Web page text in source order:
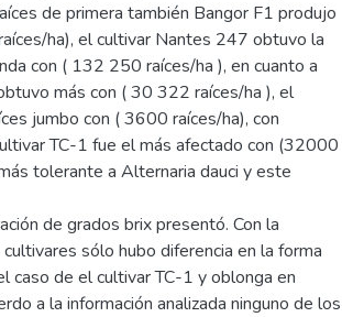
de primera también Bangor F1 produjo
ha), el cultivar Nantes 247 obtuvo la
con ( 132 250 raíces/ha ), en cuanto a
más con ( 30 322 raíces/ha ), el
jumbo con ( 3600 raíces/ha), con
TC-1 fue el más afectado con (32000
tolerante a Alternaria dauci y este
de grados brix presentó. Con la
sólo hubo diferencia en la forma
caso de el cultivar TC-1 y oblonga en
a la información analizada ninguno de los